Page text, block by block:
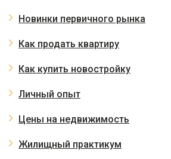
Новинки первичного рынка
Как продать квартиру
Как купить новостройку
Личный опыт
Цены на недвижимость
Жилищный практикум